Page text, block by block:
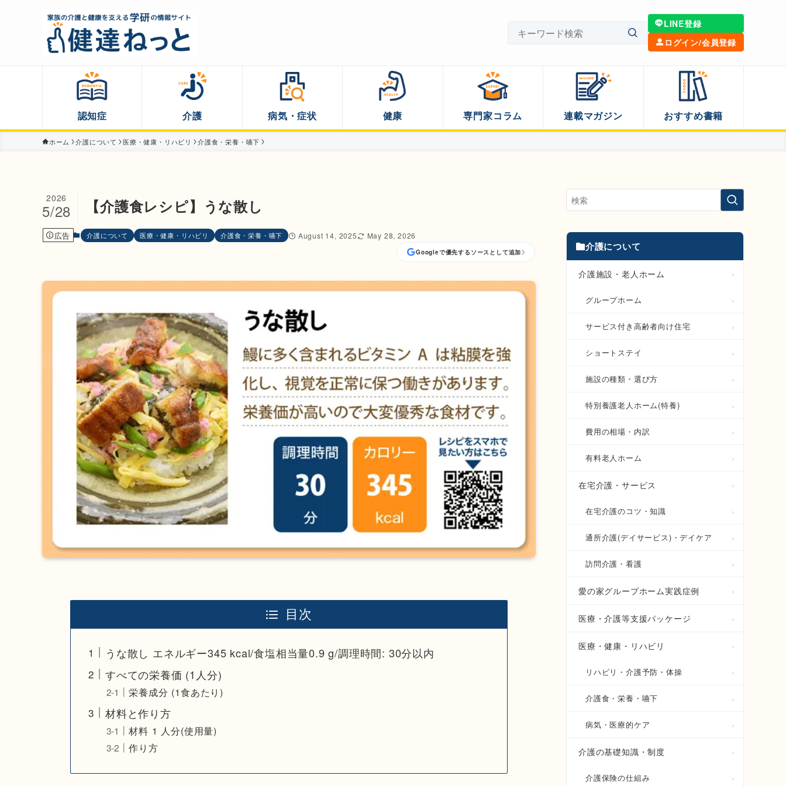
LINE登録
ログイン/会員登録
認知症 介護 病気・症状 健康 専門家コラム 連載マガジン おすすめ書籍
ホーム 介護について 医療・健康・リハビリ 介護食・栄養・嚥下
【介護食レシピ】うな散し
2026
5/28
広告 介護について 医療・健康・リハビリ 介護食・栄養・嚥下 August 14, 2025 May 28, 2026
Googleで優先するソースとして追加
目次
うな散し エネルギー345 kcal/食塩相当量0.9 g/調理時間: 30分以内
すべての栄養価 (1人分)
栄養成分 (1食あたり)
材料と作り方
材料 1 人分(使用量)
作り方
介護について
介護施設・老人ホーム
グループホーム
サービス付き高齢者向け住宅
ショートステイ
施設の種類・選び方
特別養護老人ホーム(特養)
費用の相場・内訳
有料老人ホーム
在宅介護・サービス
在宅介護のコツ・知識
通所介護(デイサービス)・デイケア
訪問介護・看護
愛の家グループホーム実践症例
医療・介護等支援パッケージ
医療・健康・リハビリ
リハビリ・介護予防・体操
介護食・栄養・嚥下
病気・医療的ケア
介護の基礎知識・制度
介護保険の仕組み